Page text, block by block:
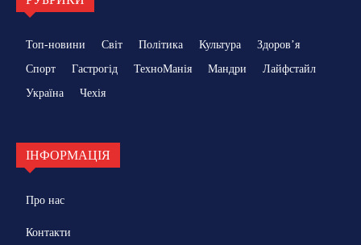
Топ-новини Світ Політика Культура
Здоровʼя
Спорт
Гастрогід ТехноМанія Мандри
Лайфстайл
Україна
Чехія
ІНФОРМАЦІЯ
Про нас
Контакти